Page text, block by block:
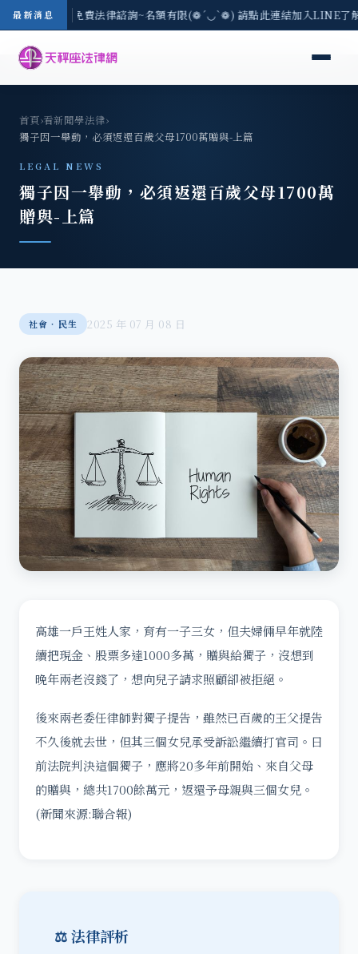
最新消息
8/3(一) 現場免費法律諮詢~名額有限(❁´◡`❁) 請點此連結加入LINE
首頁›看新聞學法律›
獨子因一舉動，必須返還百歲父母1700萬贈與-上篇
LEGAL NEWS
獨子因一舉動，必須返還百歲父母1700萬
贈與-上篇
社會‧民生 2025 年 07 月 08 日
高雄一戶王姓人家，育有一子三女，但夫婦倆早年就陸
續把現金、股票多達1000多萬，贈與給獨子，沒想到
晚年兩老沒錢了，想向兒子請求照顧卻被拒絕。
後來兩老委任律師對獨子提告，雖然已百歲的王父提告
不久後就去世，但其三個女兒承受訴訟繼續打官司。日
前法院判決這個獨子，應將20多年前開始、來自父母
的贈與，總共1700餘萬元，返還予母親與三個女兒。
(新聞來源:聯合報)
⚖️ 法律評析